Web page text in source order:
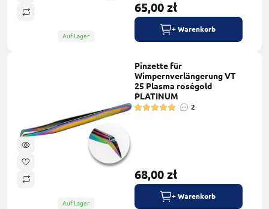
Auf Lager
65,00 zł
+ Warenkorb
Auf Lager
Pinzette für
Wimpernverlängerung VT
25 Plasma roségold
PLATINUM
2
68,00 zł
+ Warenkorb